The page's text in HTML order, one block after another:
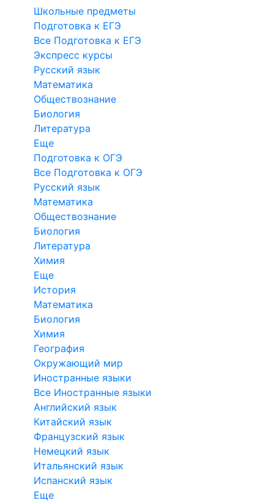
Школьные предметы
Подготовка к ЕГЭ
Все Подготовка к ЕГЭ
Экспресс курсы
Русский язык
Математика
Обществознание
Биология
Литература
Еще
Подготовка к ОГЭ
Все Подготовка к ОГЭ
Русский язык
Математика
Обществознание
Биология
Литература
Химия
Еще
История
Математика
Биология
Химия
География
Окружающий мир
Иностранные языки
Все Иностранные языки
Английский язык
Китайский язык
Французский язык
Немецкий язык
Итальянский язык
Испанский язык
Еще